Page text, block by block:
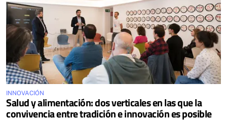
INNOVACIÓN
Salud y alimentación: dos verticales en las que la
convivencia entre tradición e innovación es posible